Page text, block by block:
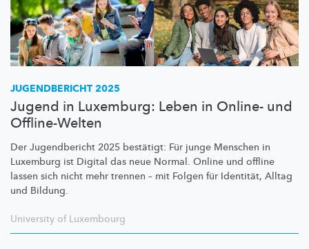
JUGENDBERICHT 2025
Jugend in Luxemburg: Leben in Online- und
Offline-Welten
Der Jugendbericht 2025 bestätigt: Für junge Menschen in
Luxemburg ist Digital das neue Normal. Online und offline
lassen sich nicht mehr trennen – mit Folgen für Identität, Alltag
und Bildung.
University of Luxembourg